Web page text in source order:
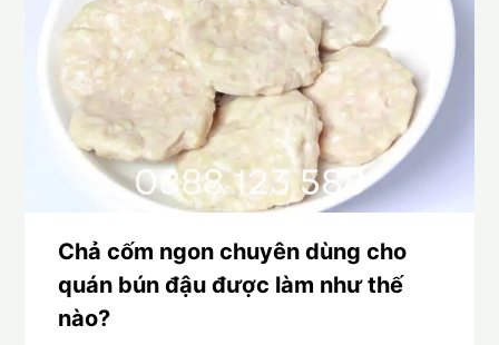
Chả cốm ngon chuyên dùng cho
quán bún đậu được làm như thế
nào?